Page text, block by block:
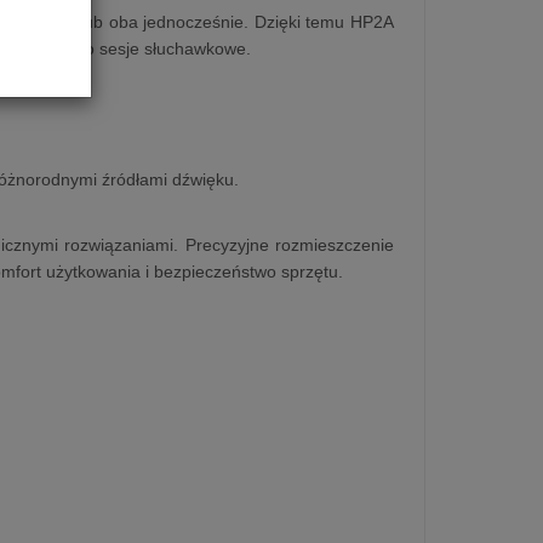
lub oba jednocześnie. Dzięki temu HP2A
po sesje słuchawkowe.
źródłami dźwięku.
rozwiązaniami. Precyzyjne rozmieszczenie
użytkowania i bezpieczeństwo sprzętu.